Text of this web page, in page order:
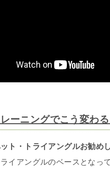
ーニングでこう変わ
・トライアングルお勧め
イアングルのベースとなっ